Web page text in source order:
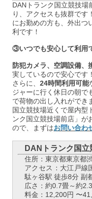
DANトランク国立競技場
り、アクセスも抜群です
にお勤めの方も、外出つ
利です！
③いつでも安心して利用
防犯カメラ、空調設備、
実しているので安心です！
さらに、 24時間利用可能
ジャーに行く休日の朝で
で荷物の出し入れができ
国立競技場近くで屋内型
ンク国立競技場前店」が
ので、まずはお問い合わ
DANトランク国
住所：東京都東京都
アクセス：大江戸
駄ヶ谷駅 徒歩8分 副
広さ：約0.7畳～約
料金：12,200円 〜